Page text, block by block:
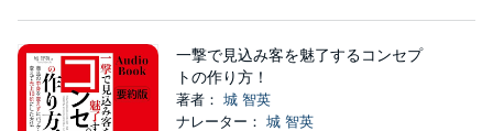
みなくお伝えします。
一撃で見込み客を魅了するコンセプ
トの作り方！
著者： 城 智英
ナレーター： 城 智英